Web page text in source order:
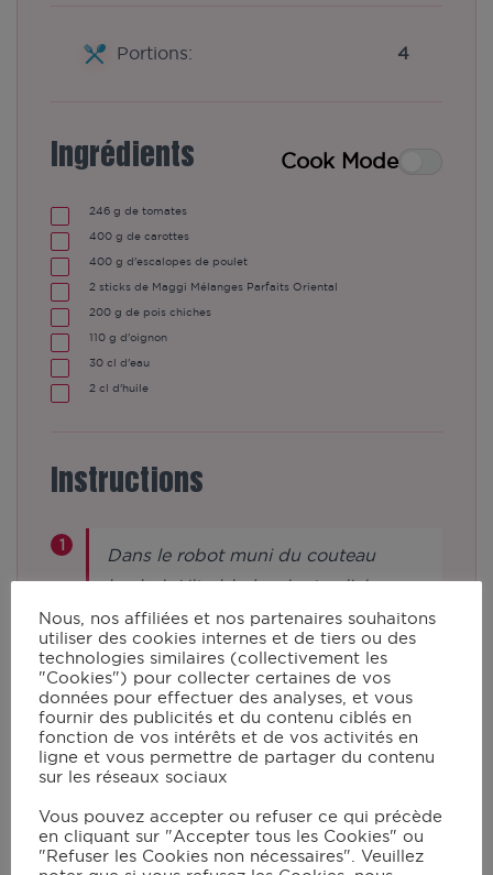
Portions: 4
Ingrédients Cook Mode
246 g de tomates
400 g de carottes
400 g d'escalopes de poulet
2 sticks de Maggi Mélanges Parfaits Oriental
200 g de pois chiches
110 g d'oignon
30 cl d'eau
2 cl d'huile
Instructions
Dans le robot muni du couteau
hachoir Ultrablade, ajoutez l’oignon
épluché et coupé en quatre.
Verrouillez le couvercle avec le
bouchon et mixez en vitesse 13
pendant 10 s.
Ajoutez l’huile. Verrouillez le
couvercle avec le bouchon et mixez
en vitesse 4 à 130°C pendant 6 min.
Nous, nos affiliées et nos partenaires souhaitons
utiliser des cookies internes et de tiers ou des
technologies similaires (collectivement les
"Cookies") pour collecter certaines de vos
données pour effectuer des analyses, et vous
fournir des publicités et du contenu ciblés en
fonction de vos intérêts et de vos activités en
ligne et vous permettre de partager du contenu
sur les réseaux sociaux
Vous pouvez accepter ou refuser ce qui précède
en cliquant sur "Accepter tous les Cookies" ou
"Refuser les Cookies non nécessaires". Veuillez